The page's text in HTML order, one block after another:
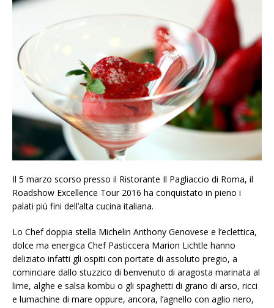
Il 5 marzo scorso presso il Ristorante Il Pagliaccio di Roma, il
Roadshow Excellence Tour 2016 ha conquistato in pieno i
palati più fini dell’alta cucina italiana.
Lo Chef doppia stella Michelin Anthony Genovese e l’eclettica,
dolce ma energica Chef Pasticcera Marion Lichtle hanno
deliziato infatti gli ospiti con portate di assoluto pregio, a
cominciare dallo stuzzico di benvenuto di aragosta marinata al
lime, alghe e salsa kombu o gli spaghetti di grano di arso, ricci
e lumachine di mare oppure, ancora, l’agnello con aglio nero,